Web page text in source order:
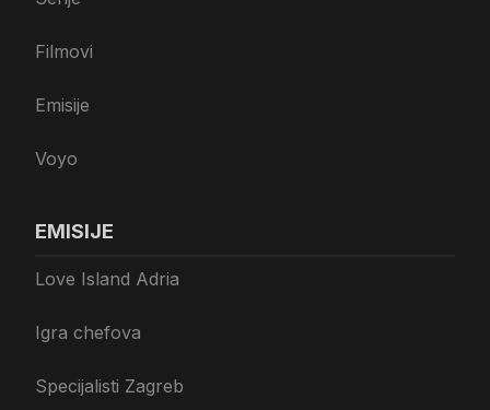
Filmovi
Emisije
Voyo
EMISIJE
Love Island Adria
Igra chefova
Specijalisti Zagreb